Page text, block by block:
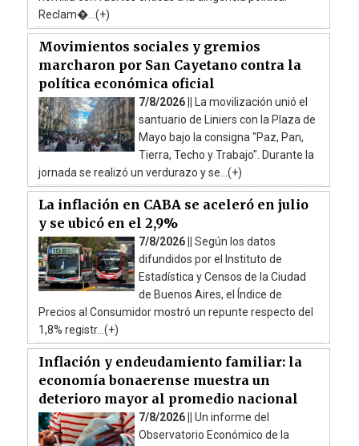
Reclam�...(+)
Movimientos sociales y gremios
marcharon por San Cayetano contra la
política económica oficial
7/8/2026 ||
La movilización unió el
santuario de Liniers con la Plaza de
Mayo bajo la consigna "Paz, Pan,
Tierra, Techo y Trabajo". Durante la
jornada se realizó un verdurazo y se...(+)
La inflación en CABA se aceleró en julio
y se ubicó en el 2,9%
7/8/2026 || Según los datos
difundidos por el Instituto de
Estadística y Censos de la Ciudad
de Buenos Aires, el Índice de
Precios al Consumidor mostró un repunte respecto del
1,8% registr...(+)
Inflación y endeudamiento familiar: la
economía bonaerense muestra un
deterioro mayor al promedio nacional
7/8/2026 || Un informe del
Observatorio Económico de la